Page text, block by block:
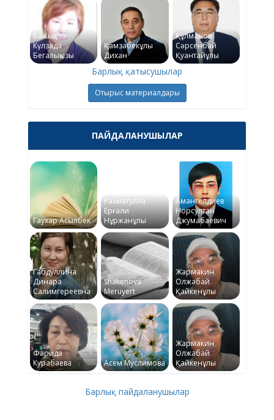
Бажықова
Күлзада
Бегалықызы
Қамзабекұлы
Дихан
Құлманов
Сәрсенбай
Қуантайұлы
Барлық қатысушылар
Отырыс материалдары
ПАЙДАЛАНУШЫЛАР
Гаухар Асылбек
Рахматулла
Ерғали
Нұржанұлы
Амангелдиев
Норсултан
Джумабаевич
Габдуллина
Динара
Салимгереевна
Shakenova
Meruyert
Жармакин
Олжабай
Қайкенұлы
Фарида
Курабаева
Асем Муслимова
Жармакин
Олжабай
Қайкенұлы
Барлық пайдаланушылар